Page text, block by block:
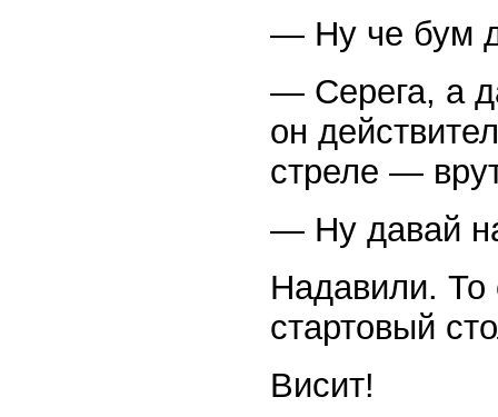
— Ну че бум
— Серега, а
он
стреле —
— Ну давай
Надавили. То
стартовый
Висит!